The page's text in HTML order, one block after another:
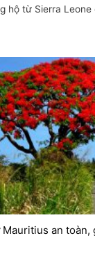
hộ từ Sierra
Mauritius an